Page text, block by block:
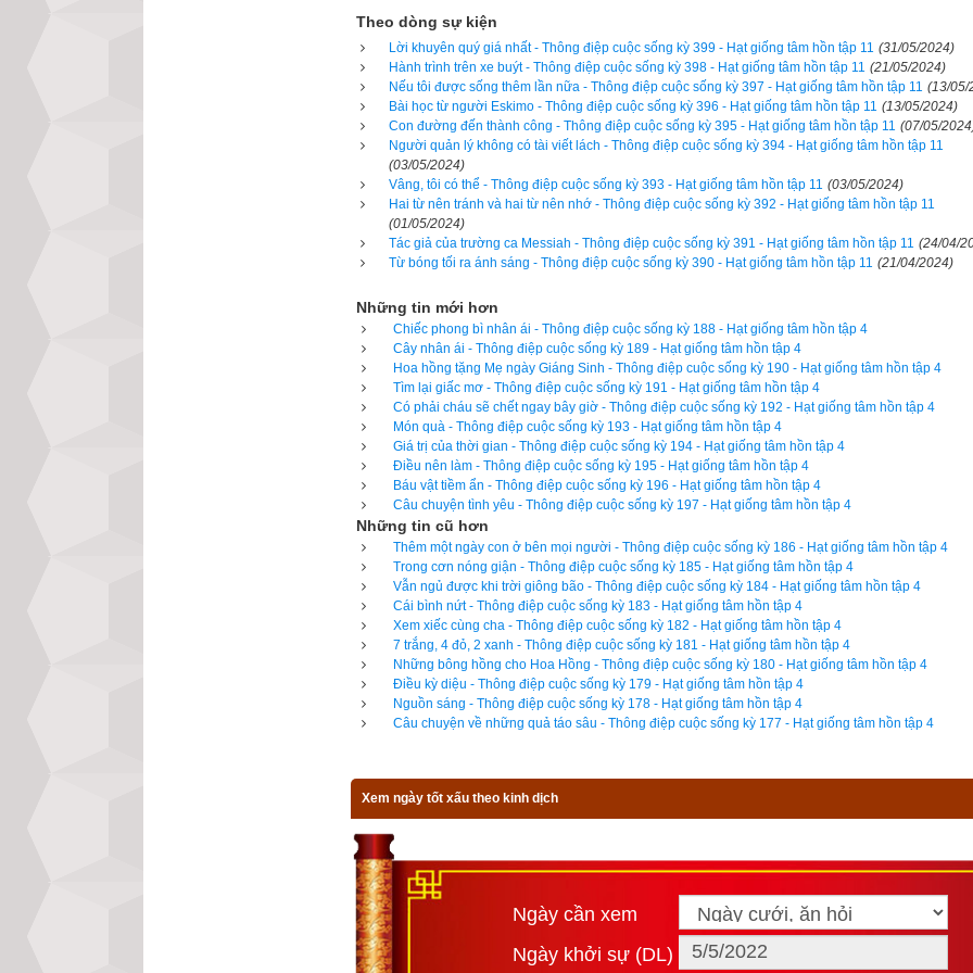
- Không, mẹ ơi, mẹ không thể ngủ vào lúc này. - Giọng cậu bé đầy vẻ cương quyết. -
lên và chắc chắn sẽ có một ai đó giúp mẹ con mình.
Nói rồi, Rocky chui ra sau xe tải, xoay sở bằng mọi cách để đưa mẹ ra ngoài. Lo sợ
của mình sẽ bị lạc trong bóng tối, Kelly gắng gượng lết theo con. Hai mẹ con, kẻ
nhọc trườn lên sườn dốc. Rocky, với tấm thân bé nhỏ chưa tới 20 ký, đã dìu người
của mình nhích từng chút một. Trên đường đi, vết thương quá nặng làm Kelly kiệt
ngã quỵ.
Nhưng Rocky cố tìm đủ mọi cách để động viên mẹ mình. Cậu nhắc mẹ nhớ lại câu
cho cậu nghe mỗi tối, rằng có chiếc xe lửa đồ chơi bị vứt vào thùng rác, với mong
cho cậu chủ nhỏ thấy là mình vẫn còn hữu dụng, nó đã vượt qua một đoạn
hiểm để về lại với cậu chủ. Trong khi kể lại câu chuyện, Rocky cứ lặp đi lặp lại lời
biết mình có thể, mình biết mình làm được mà".
Cuối cùng thì cả hai cũng leo lên đến đường. Lúc này, Rocky mới nhìn rõ những vết
trên mặt mà còn trên khắp cơ thể mẹ. Cậu òa khóc vì thương mẹ. Cậu lao ra đường
tải và la lớn:
- Dừng lại! Dùng lại! Làm ơn đưa mẹ cháu đến bệnh viện.
Mất hơn 8 giờ đồng hồ với 344 mũi khâu, các bác sĩ đã kịp thời cứu sống Kelly. Bây
trông khác xưa nhiều. Nhưng với cô, điều đó không mấy quan trọng. Điều thật sự
hào là sự dũng cảm phi thường của cậu con trai bé bỏng. Bằng tình
đã lập được một chiến tích mà không phải đứa bé 5 tuổi nào cũng có thể làm được.
Để đọc online trọn bộ Sách Hạt giống tâm hồn kích vào đây. Hãy ủng hộ website bằng
vạn niên trên xemvm.com. Lịch vạn niên của chúng tôi không chỉ có các tính năng
Công tuyển nhật (12 trực)
hành
xem giờ tốt theo Lý Thuần Phong, Quỷ Cốc Tử, xem ngày tốt xấu theo dân
được độc giả bình chọn là phần mềm lịch vạn niên số 1 hiện nay. Phiên bản lịch
toàn mới của chúng tôi không những giao diện đẹp, dễ sử dụng mà còn luận giải
từng mục giúp độc giả dễ dàng lựa chọn được ngày tốt, giờ đẹp để khởi sự công
Theo dòng sự kiện
Lời khuyên quý giá nhất - Thông điệp cuộc sống kỳ 399 - Hạt giống tâm hồn tập 11 (31/05/2024)
Hành trình trên xe buýt - Thông điệp cuộc sống kỳ 398 - Hạt giống tâm hồn tập 11 (21/05/2024)
Nếu tôi được sống thêm lần nữa - Thông điệp cuộc sống kỳ 397 - Hạt giống tâm hồn tập 11 (13/05/
Bài học từ người Eskimo - Thông điệp cuộc sống kỳ 396 - Hạt giống tâm hồn tập 11 (13/05/2024)
Con đường đến thành công - Thông điệp cuộc sống kỳ 395 - Hạt giống tâm hồn tập 11 (07/05/
Người quản lý không có tài viết lách - Thông điệp cuộc sống kỳ 394 - Hạt giống tâm hồn tập 11
(03/05/2024)
Vâng, tôi có thể - Thông điệp cuộc sống kỳ 393 - Hạt giống tâm hồn tập 11 (03/05/2024)
Hai từ nên tránh và hai từ nên nhớ - Thông điệp cuộc sống kỳ 392 - Hạt giống tâm hồn tập 11
(01/05/2024)
Tác giả của trường ca Messiah - Thông điệp cuộc sống kỳ 391 - Hạt giống tâm hồn tập 11 (24/04/
Từ bóng tối ra ánh sáng - Thông điệp cuộc sống kỳ 390 - Hạt giống tâm hồn tập 11 (21/04/2024)
Những tin mới hơn
Chiếc phong bì nhân ái - Thông điệp cuộc sống kỳ 188 - Hạt giống tâm hồn tập 4
Cây nhân ái - Thông điệp cuộc sống kỳ 189 - Hạt giống tâm hồn tập 4
Hoa hồng tặng Mẹ ngày Giáng Sinh - Thông điệp cuộc sống kỳ 190 - Hạt giống tâm hồn tập 4
Tìm lại giấc mơ - Thông điệp cuộc sống kỳ 191 - Hạt giống tâm hồn tập 4
Có phải cháu sẽ chết ngay bây giờ - Thông điệp cuộc sống kỳ 192 - Hạt giống tâm hồn tập 4
Món quà - Thông điệp cuộc sống kỳ 193 - Hạt giống tâm hồn tập 4
Giá trị của thời gian - Thông điệp cuộc sống kỳ 194 - Hạt giống tâm hồn tập 4
Điều nên làm - Thông điệp cuộc sống kỳ 195 - Hạt giống tâm hồn tập 4
Báu vật tiềm ẩn - Thông điệp cuộc sống kỳ 196 - Hạt giống tâm hồn tập 4
Câu chuyện tình yêu - Thông điệp cuộc sống kỳ 197 - Hạt giống tâm hồn tập 4
Những tin cũ hơn
Thêm một ngày con ở bên mọi người - Thông điệp cuộc sống kỳ 186 - Hạt giống tâm hồn tập 4
Trong cơn nóng giận - Thông điệp cuộc sống kỳ 185 - Hạt giống tâm hồn tập 4
Vẫn ngủ được khi trời giông bão - Thông điệp cuộc sống kỳ 184 - Hạt giống tâm hồn tập 4
Cái bình nứt - Thông điệp cuộc sống kỳ 183 - Hạt giống tâm hồn tập 4
Xem xiếc cùng cha - Thông điệp cuộc sống kỳ 182 - Hạt giống tâm hồn tập 4
7 trắng, 4 đỏ, 2 xanh - Thông điệp cuộc sống kỳ 181 - Hạt giống tâm hồn tập 4
Những bông hồng cho Hoa Hồng - Thông điệp cuộc sống kỳ 180 - Hạt giống tâm hồn tập 4
Điều kỳ diệu - Thông điệp cuộc sống kỳ 179 - Hạt giống tâm hồn tập 4
Nguồn sáng - Thông điệp cuộc sống kỳ 178 - Hạt giống tâm hồn tập 4
Câu chuyện về những quả táo sâu - Thông điệp cuộc sống kỳ 177 - Hạt giống tâm hồn tập 4
Xem ngày tốt xấu theo kinh dịch
Ngày cần xem
Ngày khởi sự (DL)